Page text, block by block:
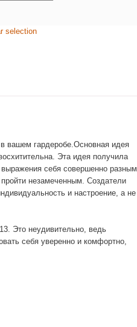
selection
вашем гардеробе.Основная идея
Эта идея получила
себя совершенно разным
незамеченным. Создатели
и настроение, а не
Это неудивительно, ведь
себя уверенно и комфортно,